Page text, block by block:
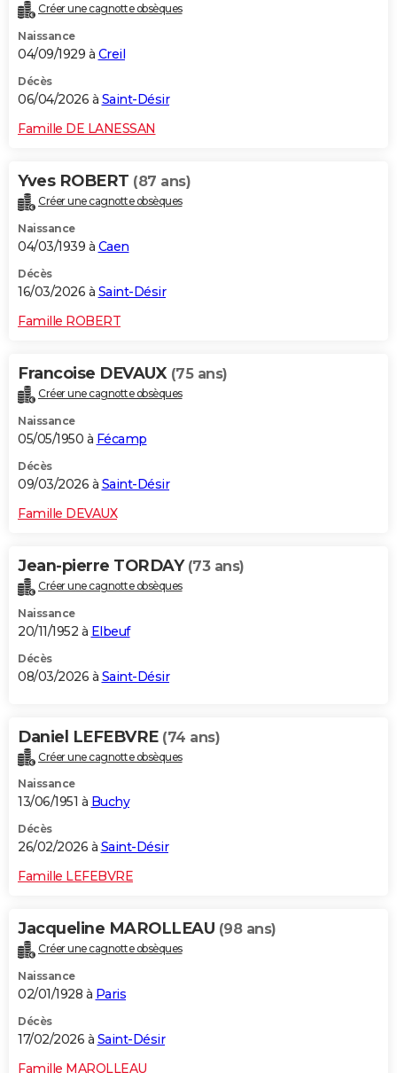
Créer une cagnotte obsèques
Naissance
04/09/1929 à Creil
Décès
06/04/2026 à Saint-Désir
Famille DE LANESSAN
Yves ROBERT (87 ans)
Créer une cagnotte obsèques
Naissance
04/03/1939 à Caen
Décès
16/03/2026 à Saint-Désir
Famille ROBERT
Francoise DEVAUX (75 ans)
Créer une cagnotte obsèques
Naissance
05/05/1950 à Fécamp
Décès
09/03/2026 à Saint-Désir
Famille DEVAUX
Jean-pierre TORDAY (73 ans)
Créer une cagnotte obsèques
Naissance
20/11/1952 à Elbeuf
Décès
08/03/2026 à Saint-Désir
Daniel LEFEBVRE (74 ans)
Créer une cagnotte obsèques
Naissance
13/06/1951 à Buchy
Décès
26/02/2026 à Saint-Désir
Famille LEFEBVRE
Jacqueline MAROLLEAU (98 ans)
Créer une cagnotte obsèques
Naissance
02/01/1928 à Paris
Décès
17/02/2026 à Saint-Désir
Famille MAROLLEAU